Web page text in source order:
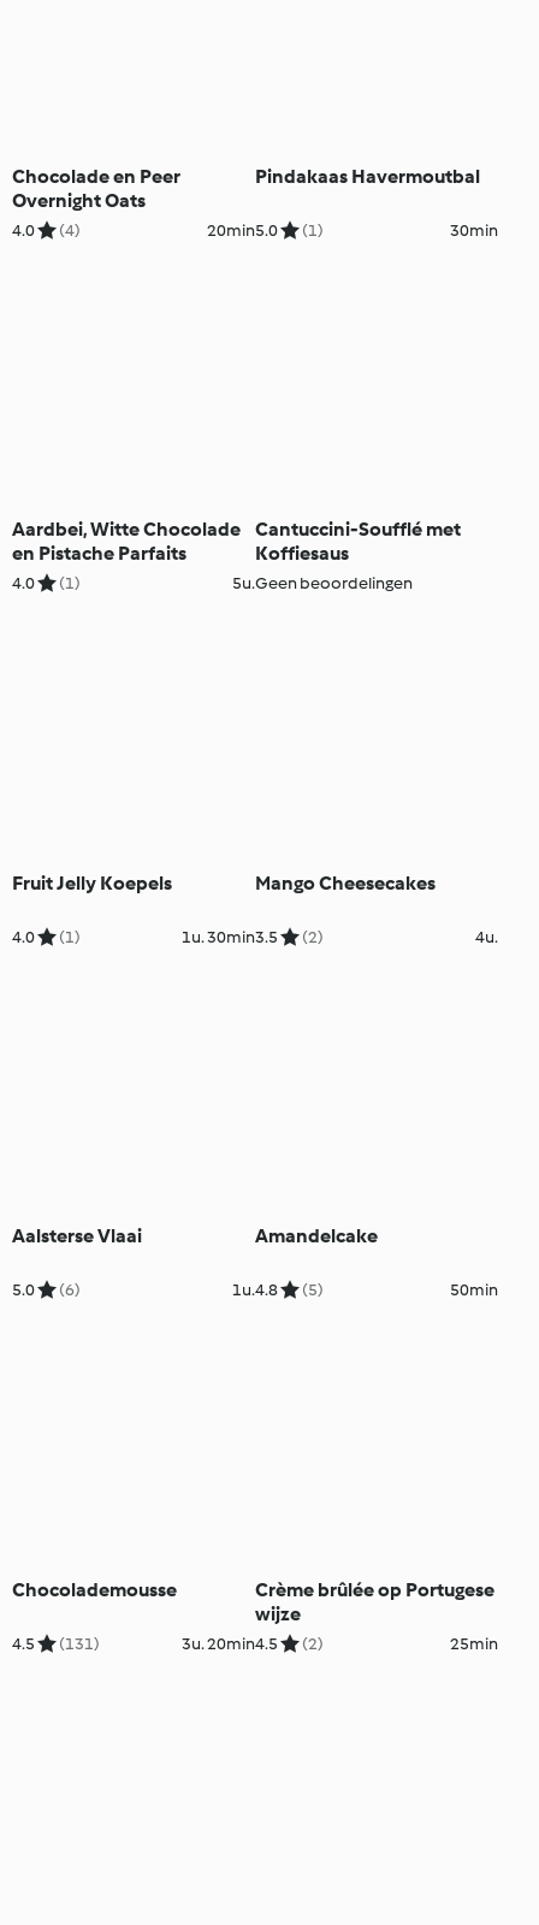
Chocolade en Peer
Overnight Oats
4.0 (4) 20min
Pindakaas Havermoutbal
5.0 (1) 30min
Aardbei, Witte Chocolade
en Pistache Parfaits
4.0 (1) 5u.
Cantuccini-Soufflé met
Koffiesaus
Geen beoordelingen
Fruit Jelly Koepels
4.0 (1) 1u. 30min
Mango Cheesecakes
3.5 (2) 4u.
Aalsterse Vlaai
5.0 (6) 1u.
Amandelcake
4.8 (5) 50min
Chocolademousse
4.5 (131) 3u. 20min
Crème brûlée op Portugese
wijze
4.5 (2) 25min